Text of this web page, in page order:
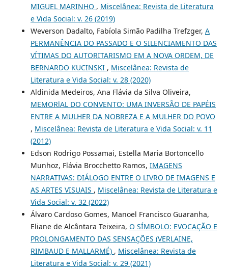
MIGUEL MARINHO , Miscelânea: Revista de Literatura
e Vida Social: v. 26 (2019)
Weverson Dadalto, Fabíola Simão Padilha Trefzger, A
PERMANÊNCIA DO PASSADO E O SILENCIAMENTO DAS
VÍTIMAS DO AUTORITARISMO EM A NOVA ORDEM, DE
BERNARDO KUCINSKI , Miscelânea: Revista de
Literatura e Vida Social: v. 28 (2020)
Aldinida Medeiros, Ana Flávia da Silva Oliveira,
MEMORlAL DO CONVENTO: UMA INVERSÃO DE PAPÉIS
ENTRE A MULHER DA NOBREZA E A MULHER DO POVO
, Miscelânea: Revista de Literatura e Vida Social: v. 11
(2012)
Edson Rodrigo Possamai, Estella Maria Bortoncello
Munhoz, Flávia Brocchetto Ramos, IMAGENS
NARRATIVAS: DIÁLOGO ENTRE O LIVRO DE IMAGENS E
AS ARTES VISUAIS , Miscelânea: Revista de Literatura e
Vida Social: v. 32 (2022)
Álvaro Cardoso Gomes, Manoel Francisco Guaranha,
Eliane de Alcântara Teixeira, O SÍMBOLO: EVOCAÇÃO E
PROLONGAMENTO DAS SENSAÇÕES (VERLAINE,
RIMBAUD E MALLARMÉ) , Miscelânea: Revista de
Literatura e Vida Social: v. 29 (2021)